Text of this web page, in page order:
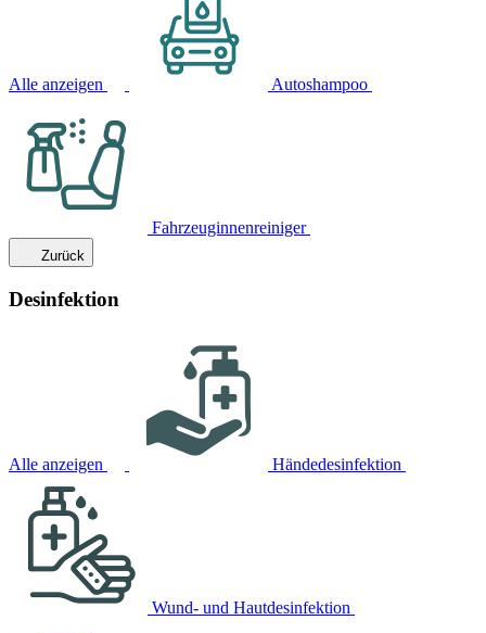
Alle anzeigen Autoshampoo
Fahrzeuginnenreiniger
Zurück
Desinfektion
Alle anzeigen Händedesinfektion
Wund- und Hautdesinfektion